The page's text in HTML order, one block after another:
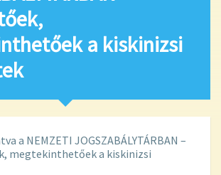
a kiskinizsi
a NEMZETI JOGSZABÁLYTÁRBAN –
megtekinthetőek a kiskinizsi